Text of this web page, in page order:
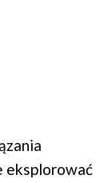
eksplorować